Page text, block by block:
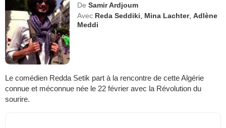
De Samir Ardjoum
Avec Reda Seddiki Mina Lachter,Adlène
Meddi
Le comédien Redda Setik part à la rencontre de cette Algérie
connue et méconnue née le 22 février avec la Révolution du
sourire.